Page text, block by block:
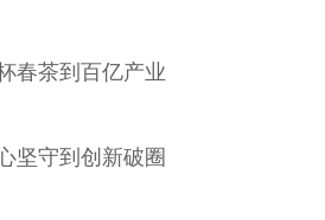
春茶到百亿产业
坚守到创新破圈